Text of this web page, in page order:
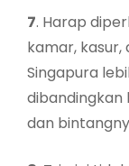
7. Harap
kamar,
Singapura
dibandingkan
dan